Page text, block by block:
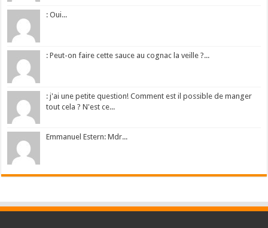
: Oui...
: Peut-on faire cette sauce au cognac la veille ?...
: j'ai une petite question! Comment est il possible de manger
tout cela ? N'est ce...
Emmanuel Estern: Mdr...